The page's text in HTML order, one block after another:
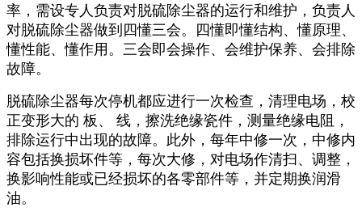
率，需设专人负责对脱硫除尘器的运行和维护，负责人
对脱硫除尘器做到四懂三会。四懂即懂结构、懂原理、
懂性能、懂作用。三会即会操作、会维护保养、会排除
故障。
脱硫除尘器每次停机都应进行一次检查，清理电场，校
正变形大的 板、 线，擦洗绝缘瓷件，测量绝缘电阻，
排除运行中出现的故障。此外，每年中修一次，中修内
容包括换损坏件等，每次大修，对电场作清扫、调整，
换影响性能或已经损坏的各零部件等，并定期换润滑
油。